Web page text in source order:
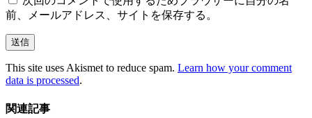
前、メールアドレス、サイトを保存する。
This site uses Akismet to reduce spam. Learn how your comment
data is processed.
関連記事